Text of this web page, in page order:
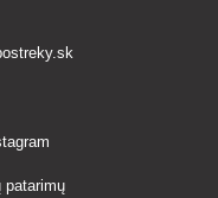
patarimų